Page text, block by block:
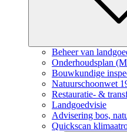
Beheer van
Onderhoudsplan
Bouwkundige
Natuurschoonwet
Restauratie- &
Landgoedvisie
Advisering bos,
Quickscan